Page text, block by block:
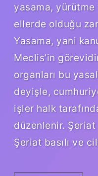
yasama, yürütme
ellerde olduğu
Yasama, yani
Meclis’in
organları bu
deyişle,
işler halk
düzenlenir. Şeriat
Şeriat basılı ve